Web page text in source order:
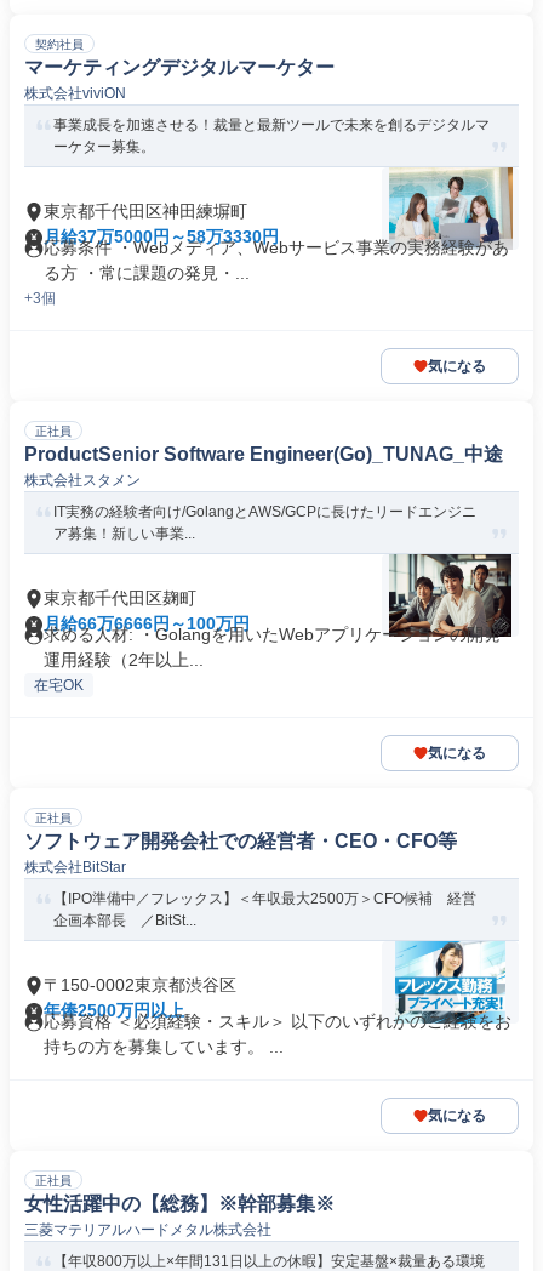
契約社員
マーケティングデジタルマーケター
株式会社viviON
事業成長を加速させる！裁量と最新ツールで未来を創るデジタルマ
ーケター募集。
東京都千代田区神田練塀町
月給37万5000円～58万3330円
応募条件 ・Webメディア、Webサービス事業の実務経験があ
る方 ・常に課題の発見・...
+3個
気になる
正社員
ProductSenior Software Engineer(Go)_TUNAG_中途
株式会社スタメン
IT実務の経験者向け/GolangとAWS/GCPに長けたリードエンジニ
ア募集！新しい事業...
東京都千代田区麹町
月給66万6666円～100万円
求める人材: ・Golangを用いたWebアプリケーションの開発・
運用経験（2年以上...
在宅OK
気になる
正社員
ソフトウェア開発会社での経営者・CEO・CFO等
株式会社BitStar
【IPO準備中／フレックス】＜年収最大2500万＞CFO候補 経営
企画本部長 ／BitSt...
〒150-0002東京都渋谷区
年俸2500万円以上
応募資格 ＜必須経験・スキル＞ 以下のいずれかのご経験をお
持ちの方を募集しています。 ...
気になる
正社員
女性活躍中の【総務】※幹部募集※
三菱マテリアルハードメタル株式会社
【年収800万以上×年間131日以上の休暇】安定基盤×裁量ある環境